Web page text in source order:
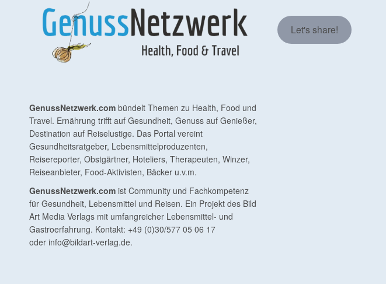
GenussNetzwerk.com bündelt Themen zu Health, Food und
Travel. Ernährung trifft auf Gesundheit, Genuss auf Genießer,
Destination auf Reiselustige. Das Portal vereint
Gesundheitsratgeber, Lebensmittelproduzenten,
Reisereporter, Obstgärtner, Hoteliers, Therapeuten, Winzer,
Reiseanbieter, Food-Aktivisten, Bäcker u.v.m.
GenussNetzwerk.com ist Community und Fachkompetenz
für Gesundheit, Lebensmittel und Reisen. Ein Projekt des Bild
Art Media Verlags mit umfangreicher Lebensmittel- und
Gastroerfahrung. Kontakt: +49 (0)30/577 05 06 17
oder info@bildart-verlag.de.
Let's share!